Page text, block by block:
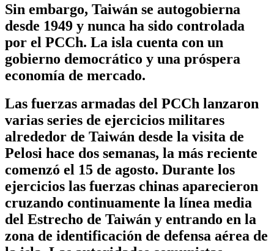
Sin embargo, Taiwán se autogobierna
desde 1949 y nunca ha sido controlada
por el PCCh. La isla cuenta con un
gobierno democrático y una próspera
economía de mercado.
Las fuerzas armadas del PCCh lanzaron
varias series de ejercicios militares
alrededor de Taiwán desde la visita de
Pelosi hace dos semanas, la más reciente
comenzó el 15 de agosto. Durante los
ejercicios las fuerzas chinas aparecieron
cruzando continuamente la línea media
del Estrecho de Taiwán y entrando en la
zona de identificación de defensa aérea de